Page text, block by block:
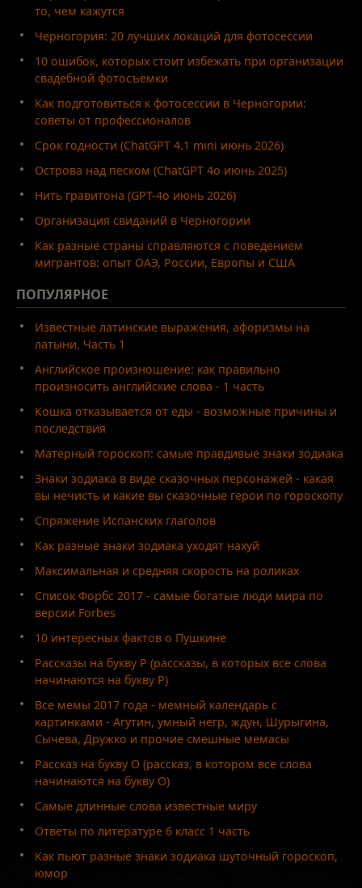
то, чем кажутся
Черногория: 20 лучших локаций для фотосессии
10 ошибок, которых стоит избежать при организации
свадебной фотосъёмки
Как подготовиться к фотосессии в Черногории:
советы от профессионалов
Срок годности (ChatGPT 4.1 mini июнь 2026)
Острова над песком (ChatGPT 4o июнь 2025)
Нить гравитона (GPT-4o июнь 2026)
Организация свиданий в Черногории
Как разные страны справляются с поведением
мигрантов: опыт ОАЭ, России, Европы и США
ПОПУЛЯРНОЕ
Известные латинские выражения, афоризмы на
латыни. Часть 1
Английское произношение: как правильно
произносить английские слова - 1 часть
Кошка отказывается от еды - возможные причины и
последствия
Матерный гороскоп: самые правдивые знаки зодиака
Знаки зодиака в виде сказочных персонажей - какая
вы нечисть и какие вы сказочные герои по гороскопу
Спряжение Испанских глаголов
Как разные знаки зодиака уходят нахуй
Максимальная и средняя скорость на роликах
Список Форбс 2017 - самые богатые люди мира по
версии Forbes
10 интересных фактов о Пушкине
Рассказы на букву Р (рассказы, в которых все слова
начинаются на букву Р)
Все мемы 2017 года - мемный календарь с
картинками - Агутин, умный негр, ждун, Шурыгина,
Сычева, Дружко и прочие смешные мемасы
Рассказ на букву О (рассказ, в котором все слова
начинаются на букву О)
Самые длинные слова известные миру
Ответы по литературе 6 класс 1 часть
Как пьют разные знаки зодиака шуточный гороскоп,
юмор